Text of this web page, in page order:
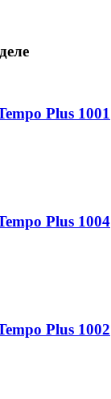
Plus 1001
Plus 1004
Plus 1002